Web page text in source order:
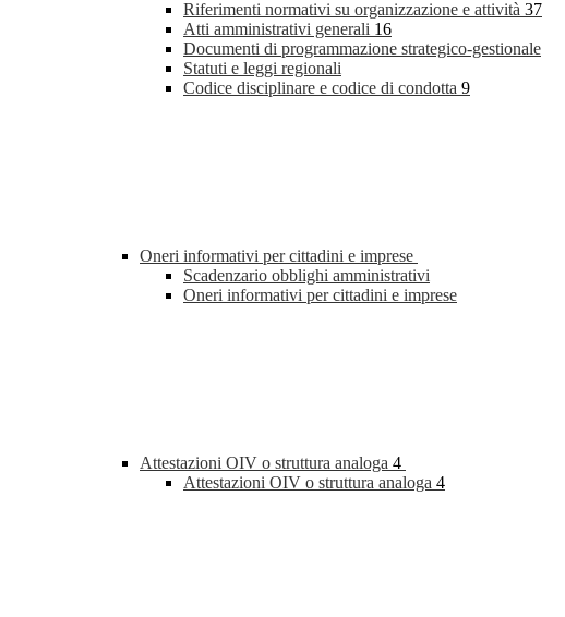
Riferimenti normativi su organizzazione e attività 37
Atti amministrativi generali 16
Documenti di programmazione strategico-gestionale
Statuti e leggi regionali
Codice disciplinare e codice di condotta 9
Oneri informativi per cittadini e imprese
Scadenzario obblighi amministrativi
Oneri informativi per cittadini e imprese
Attestazioni OIV o struttura analoga 4
Attestazioni OIV o struttura analoga 4